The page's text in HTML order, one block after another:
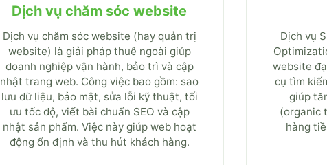
Dịch vụ chăm sóc website
Dịch vụ chăm sóc website (hay quản trị
website) là giải pháp thuê ngoài giúp
doanh nghiệp vận hành, bảo trì và cập
nhật trang web. Công việc bao gồm: sao
lưu dữ liệu, bảo mật, sửa lỗi kỹ thuật, tối
ưu tốc độ, viết bài chuẩn SEO và cập
nhật sản phẩm. Việc này giúp web hoạt
động ổn định và thu hút khách hàng.
Dịch vụ
website
cụ tìm
giúp
(organic
hàng